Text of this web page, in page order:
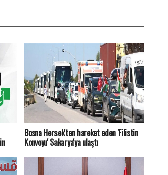
Bosna Hersek'ten hareket eden 'Filistin
Konvoyu' Sakarya'ya ulaştı